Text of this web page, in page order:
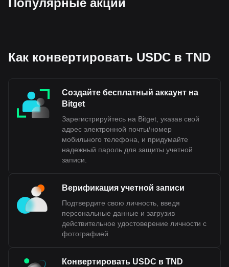
Популярные акции
Как конвертировать USDC в TND
Создайте бесплатный аккаунт на
Bitget
Зарегистрируйтесь на Bitget, указав свой
адрес электронной почты/номер
мобильного телефона, и придумайте
надежный пароль для защиты учетной
записи.
Верификация учетной записи
Подтвердите свою личность, введя
персональные данные и загрузив
действительное удостоверение личности с
фотографией.
Конвертировать USDC в TND